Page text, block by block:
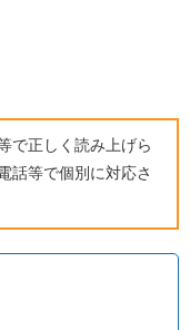
で正しく読み上げら
話等で個別に対応さ